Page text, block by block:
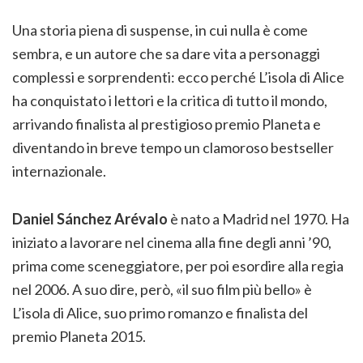
Una storia piena di suspense, in cui nulla è come
sembra, e un autore che sa dare vita a personaggi
complessi e sorprendenti: ecco perché L’isola di Alice
ha conquistato i lettori e la critica di tutto il mondo,
arrivando finalista al prestigioso premio Planeta e
diventando in breve tempo un clamoroso bestseller
internazionale.
Daniel Sánchez Arévalo è nato a Madrid nel 1970. Ha
iniziato a lavorare nel cinema alla fine degli anni ’90,
prima come sceneggiatore, per poi esordire alla regia
nel 2006. A suo dire, però, «il suo film più bello» è
L’isola di Alice, suo primo romanzo e finalista del
premio Planeta 2015.